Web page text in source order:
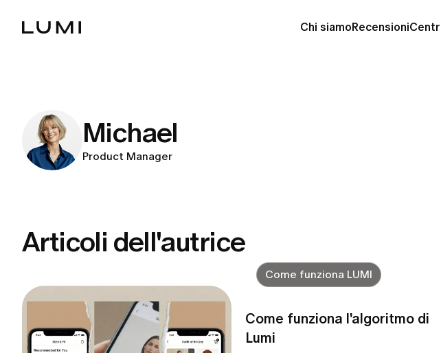
Chi siamoRecensioni
Michael
Product Manager
Articoli dell'autrice
Come funziona LUMI
Come funziona l'algoritmo di
Lumi